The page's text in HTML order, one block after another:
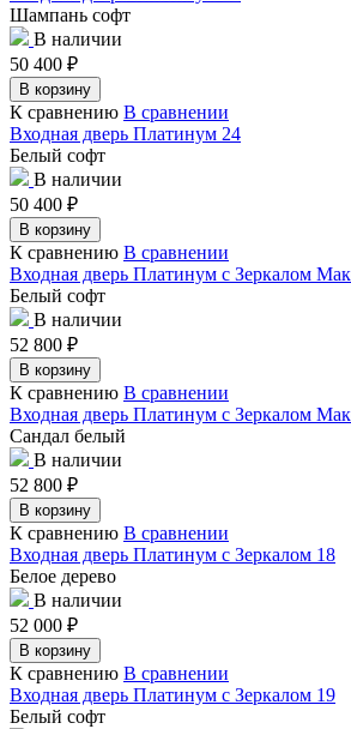
Шампань софт
В наличии
50 400 ₽
В корзину
К сравнению В сравнении
Входная дверь Платинум 24
Белый софт
В наличии
50 400 ₽
В корзину
К сравнению В сравнении
Входная дверь Платинум с Зеркалом
Белый софт
В наличии
52 800 ₽
В корзину
К сравнению В сравнении
Входная дверь Платинум с Зеркалом
Сандал белый
В наличии
52 800 ₽
В корзину
К сравнению В сравнении
Входная дверь Платинум с Зеркалом 18
Белое дерево
В наличии
52 000 ₽
В корзину
К сравнению В сравнении
Входная дверь Платинум с Зеркалом 19
Белый софт